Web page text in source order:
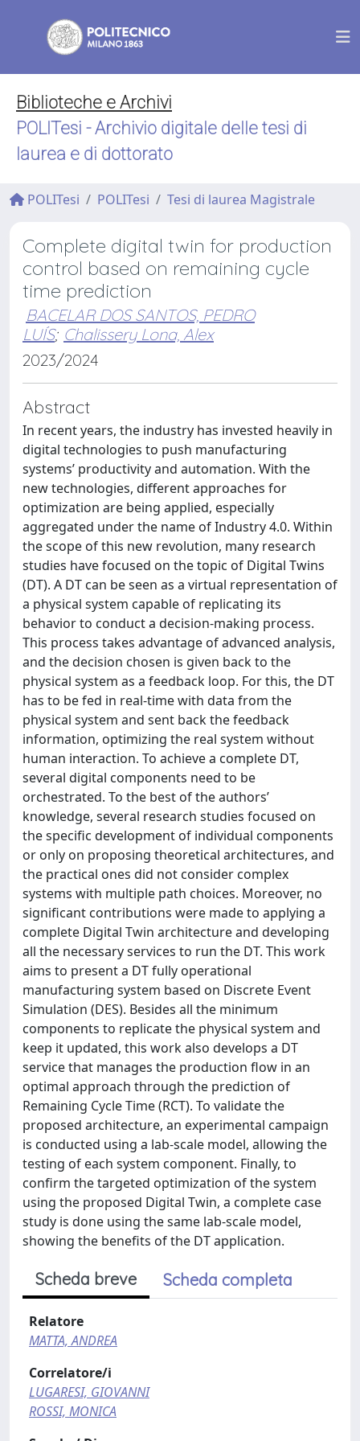
Biblioteche e Archivi
POLITesi - Archivio digitale delle tesi di
laurea e di dottorato
POLITesi POLITesi Tesi di laurea Magistrale
Complete digital twin for production
control based on remaining cycle
time prediction
BACELAR DOS SANTOS, PEDRO
LUÍS; Chalissery Lona, Alex
2023/2024
Abstract
In recent years, the industry has invested heavily in
digital technologies to push manufacturing
systems’ productivity and automation. With the
new technologies, different approaches for
optimization are being applied, especially
aggregated under the name of Industry 4.0. Within
the scope of this new revolution, many research
studies have focused on the topic of Digital Twins
(DT). A DT can be seen as a virtual representation of
a physical system capable of replicating its
behavior to conduct a decision-making process.
This process takes advantage of advanced analysis,
and the decision chosen is given back to the
physical system as a feedback loop. For this, the DT
has to be fed in real-time with data from the
physical system and sent back the feedback
information, optimizing the real system without
human interaction. To achieve a complete DT,
several digital components need to be
orchestrated. To the best of the authors’
knowledge, several research studies focused on
the specific development of individual components
or only on proposing theoretical architectures, and
the practical ones did not consider complex
systems with multiple path choices. Moreover, no
significant contributions were made to applying a
complete Digital Twin architecture and developing
all the necessary services to run the DT. This work
aims to present a DT fully operational
manufacturing system based on Discrete Event
Simulation (DES). Besides all the minimum
components to replicate the physical system and
keep it updated, this work also develops a DT
service that manages the production flow in an
optimal approach through the prediction of
Remaining Cycle Time (RCT). To validate the
proposed architecture, an experimental campaign
is conducted using a lab-scale model, allowing the
testing of each system component. Finally, to
confirm the targeted optimization of the system
using the proposed Digital Twin, a complete case
study is done using the same lab-scale model,
showing the benefits of the DT application.
Scheda breve Scheda completa
Relatore
MATTA, ANDREA
Correlatore/i
LUGARESI, GIOVANNI
ROSSI, MONICA